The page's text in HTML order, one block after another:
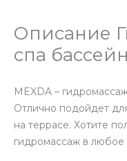
Описание
спа
MEXDA –
Отлично подойдет
на террасе. Хотите
гидромассаж в любое